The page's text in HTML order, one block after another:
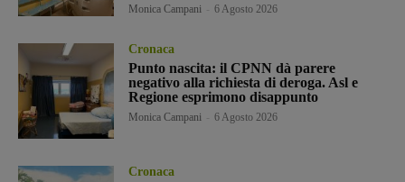
Monica Campani 6 Agosto 2026
Cronaca
Punto nascita: il CPNN dà parere
negativo alla richiesta di deroga. Asl e
Regione esprimono disappunto
Monica Campani 6 Agosto 2026
Cronaca